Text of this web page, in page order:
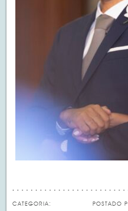
CATEGORIA: POSTADO